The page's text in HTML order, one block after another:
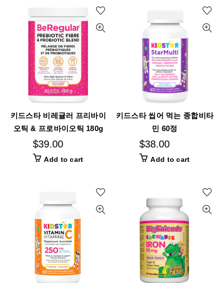
키드스타 비레귤러 프리바이
오틱 & 프로바이오틱 180g
$39.00
Add to cart
키드스타 씹어 먹는 종합비타
민 60정
$38.00
Add to cart